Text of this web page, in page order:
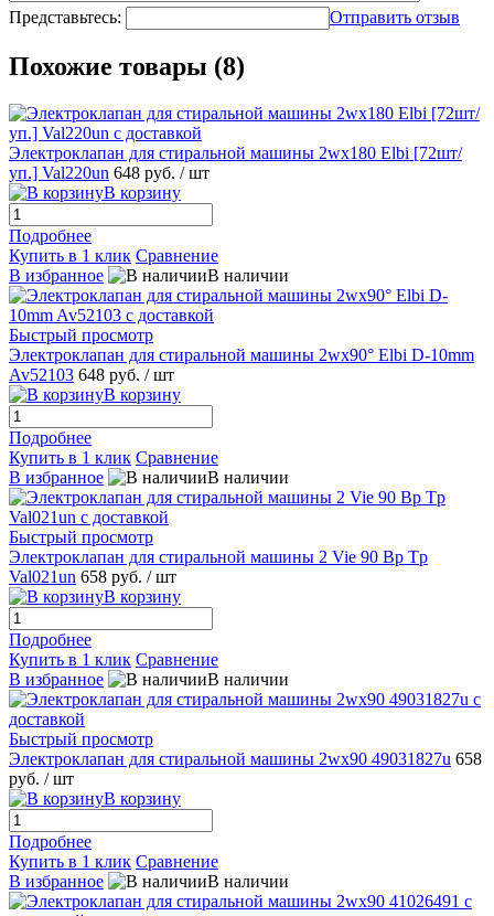
Представьтесь: Отправить отзыв
Похожие товары (8)
Электроклапан для стиральной машины 2wx180 Elbi [72шт/
уп.] Val220un 648 руб. / шт
В корзину
Подробнее
Купить в 1 клик Сравнение
В избранное
В наличии
Быстрый просмотр
Электроклапан для стиральной машины 2wx90° Elbi D-10mm
Av52103 648 руб. / шт
В корзину
Подробнее
Купить в 1 клик Сравнение
В избранное
В наличии
Быстрый просмотр
Электроклапан для стиральной машины 2 Vie 90 Bp Tp
Val021un 658 руб. / шт
В корзину
Подробнее
Купить в 1 клик Сравнение
В избранное
В наличии
Быстрый просмотр
Электроклапан для стиральной машины 2wx90 49031827u 658
руб. / шт
В корзину
Подробнее
Купить в 1 клик Сравнение
В избранное
В наличии